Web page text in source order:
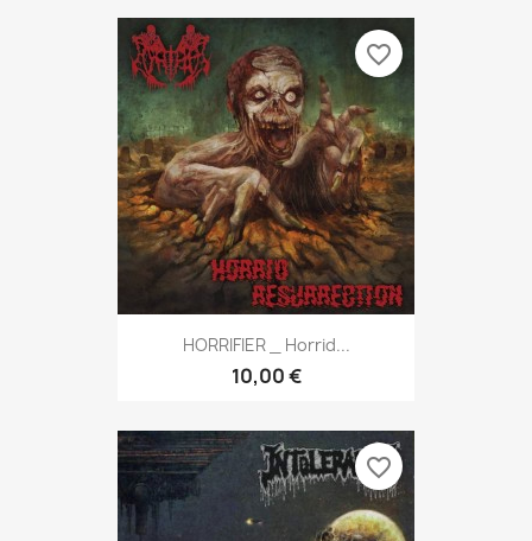
HORRIFIER _ Horrid...
10,00 €
favorite_border
favorite_border